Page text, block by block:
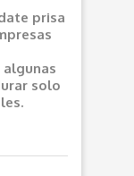
prisa
solo